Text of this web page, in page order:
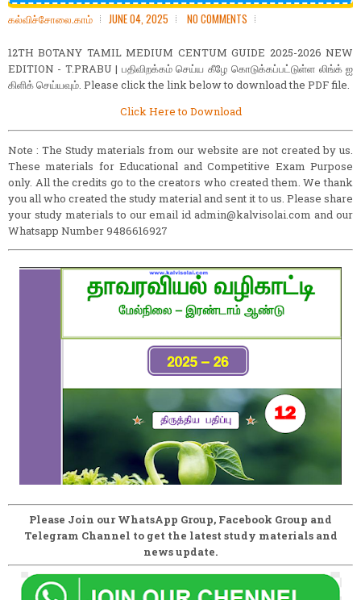
கல்விச்சோலை.காம் JUNE 04, 2025 NO COMMENTS
12TH BOTANY TAMIL MEDIUM CENTUM GUIDE 2025-2026 NEW
EDITION - T.PRABU | பதிவிறக்கம் செய்ய கீழே கொடுக்கப்பட்டுள்ள லிங்க் ஐ
கிளிக் செய்யவும். Please click the link below to download the PDF file.
Click Here to Download
Note : The Study materials from our website are not created by us.
These materials for Educational and Competitive Exam Purpose
only. All the credits go to the creators who created them. We thank
you all who created the study material and sent it to us. Please share
your study materials to our email id admin@kalvisolai.com and our
Whatsapp Number 9486616927
Please Join our WhatsApp Group, Facebook Group and
Telegram Channel to get the latest study materials and
news update.